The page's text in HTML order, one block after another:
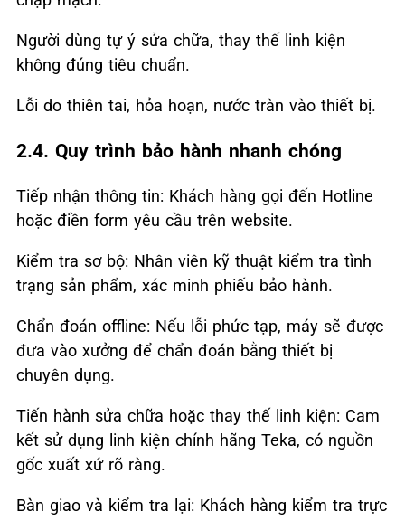
Người dùng tự ý sửa chữa, thay thế linh kiện
không đúng tiêu chuẩn.
Lỗi do thiên tai, hỏa hoạn, nước tràn vào thiết bị.
2.4. Quy trình bảo hành nhanh chóng
Tiếp nhận thông tin: Khách hàng gọi đến Hotline
hoặc điền form yêu cầu trên website.
Kiểm tra sơ bộ: Nhân viên kỹ thuật kiểm tra tình
trạng sản phẩm, xác minh phiếu bảo hành.
Chẩn đoán offline: Nếu lỗi phức tạp, máy sẽ được
đưa vào xưởng để chẩn đoán bằng thiết bị
chuyên dụng.
Tiến hành sửa chữa hoặc thay thế linh kiện: Cam
kết sử dụng linh kiện chính hãng Teka, có nguồn
gốc xuất xứ rõ ràng.
Bàn giao và kiểm tra lại: Khách hàng kiểm tra trực